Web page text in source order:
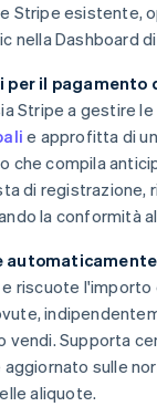
Stripe esistente,
nella Dashboard
per il pagamento
Stripe a gestire le
e approfitta di
che compila
di registrazione,
la conformità
e riscuote
vendi. Supporta
sulle
aliquote.